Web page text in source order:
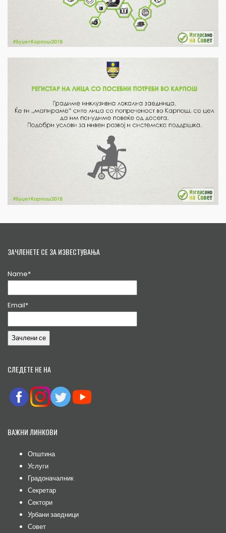
ЗАЧЛЕНЕТЕ СЕ ЗА ИЗВЕСТУВАЊА
Name*
Email*
СЛЕДЕТЕ НЕ НА
ВАЖНИ ЛИНКОВИ
Општина
Услуги
Градоначалник
Секретар
Сектори
Урбани заедници
Совет